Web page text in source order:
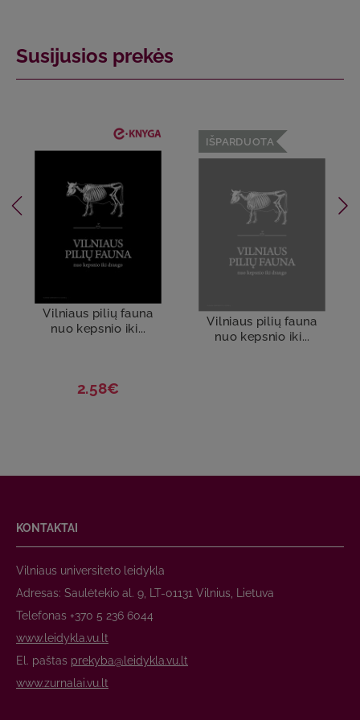
Susijusios prekės
Vilniaus pilių fauna
nuo kepsnio iki...
2.58€
IŠPARDUOTA
Vilniaus pilių fauna
nuo kepsnio iki...
KONTAKTAI
Vilniaus universiteto leidykla
Adresas: Saulėtekio al. 9, LT-01131 Vilnius, Lietuva
Telefonas +370 5 236 6044
www.leidykla.vu.lt
El. paštas prekyba@leidykla.vu.lt
www.zurnalai.vu.lt